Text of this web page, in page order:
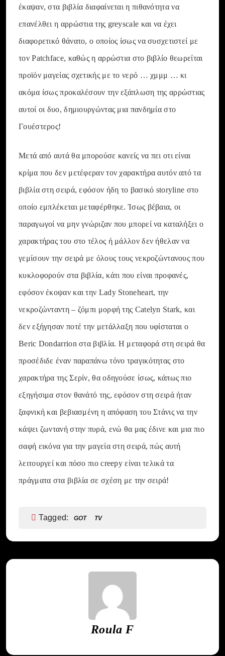
έκαψαν, στα βιβλία διαφαίνεται η πιθανότητα να
επανέλθει η αρρώστια της greyscale και να έχει
διαφορετικό θάνατο, o οποίος ίσως να συσχετιστεί με
τον Patchface, καθώς η αρρώστια στο βιβλίο θεωρείται
προϊόν μαγείας σχετικής με το νερό … χμμμ … κι
ακόμα ίσως προκαλέσουν την εξάπλωση της αρρώστιας
αυτοί οι δυο, δημιουργώντας μια πανδημία στο
Γουέστερος!
Μετά από αυτά θα μπορούσε κανείς να πει οτι είναι
κρίμα που δεν μετέφεραν τον χαρακτήρα αυτόν από τα
βιβλία στη σειρά, εφόσον ήδη το βασικό storyline στο
οποίο εμπλέκεται μεταφέρθηκε. Ίσως βέβαια, οι
παραγωγοί να μην γνώριζαν που μπορεί να καταλήξει ο
χαρακτήρας του στο τέλος ή μάλλον δεν ήθελαν να
γεμίσουν την σειρά με όλους τους νεκροζώντανους που
κυκλοφορούν στα βιβλία, κάτι που είναι προφανές,
εφόσον έκοψαν και την Lady Stoneheart, την
νεκροζώνταντη – ζόμπι μορφή της Catelyn Stark, και
δεν εξήγησαν ποτέ την μετάλλαξη που υφίσταται ο
Beric Dondarrion στα βιβλία. Η μεταφορά στη σειρά θα
προσέδιδε έναν παραπάνω τόνο τραγικότητας στο
χαρακτήρα της Σερίν, θα οδηγούσε ίσως, κάπως πιο
εξηγήσιμα στον θανάτό της, εφόσον στη σειρά ήταν
ξαφνική και βεβιασμένη η απόφαση του Στάνις να την
κάψει ζωντανή στην πυρά, ενώ θα μας έδινε και μια πιο
σαφή εικόνα για την μαγεία στη σειρά, πώς αυτή
λειτουργεί και πόσο πιο creepy είναι τελικά τα
πράγματα στα βιβλία σε σχέση με την σειρά!
Tagged: GOT TV
Roula F